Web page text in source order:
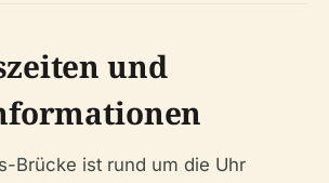
und
Brücke ist rund um die Uhr